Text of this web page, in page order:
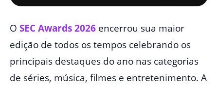
O SEC Awards 2026 encerrou sua maior
edição de todos os tempos celebrando os
principais destaques do ano nas categorias
de séries, música, filmes e entretenimento. A